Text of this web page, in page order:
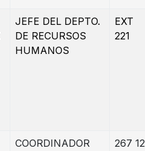
JEFE DEL DEPTO.
DE RECURSOS
HUMANOS
EXT
221
COORDINADOR
267 12